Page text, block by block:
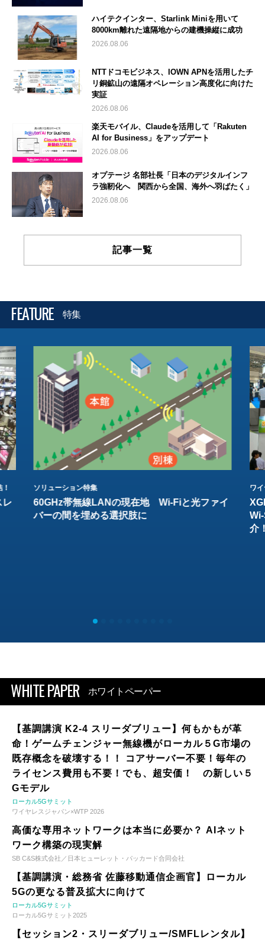
ハイテクインター、Starlink Miniを用いて
8000km離れた遠隔地からの建機操縦に成功
2026.08.06
NTTドコモビジネス、IOWN APNを活用したチ
リ銅鉱山の遠隔オペレーション高度化に向けた
実証
2026.08.06
楽天モバイル、Claudeを活用して「Rakuten
AI for Business」をアップデート
2026.08.06
オプテージ 名部社長「日本のデジタルインフ
ラ強靭化へ 関西から全国、海外へ羽ばたく」
2026.08.06
記事一覧
FEATURE 特集
レ
ソリューション特集
60GHz帯無線LANの現在地 Wi-Fiと光ファイ
バーの間を埋める選択肢に
ワ
介
WHITE PAPER ホワイトペーパー
【基調講演 K2-4 スリーダブリュー】何もかもが革
命！ゲームチェンジャー無線機がローカル５G市場の
既存概念を破壊する！！ コアサーバー不要！毎年の
ライセンス費用も不要！でも、超安価！ の新しい５
Gモデル
ローカル5Gサミット
ワイヤレスジャパン×WTP 2026
高価な専用ネットワークは本当に必要か？ AIネット
ワーク構築の現実解
SB C&S株式会社／日本ヒューレット・パッカード合同会社
【基調講演・総務省 佐藤移動通信企画官】ローカル
5Gの更なる普及拡大に向けて
ローカル5Gサミット
ローカル5Gサミット2025
【セッション2・スリーダブリュー/SMFLレンタル】